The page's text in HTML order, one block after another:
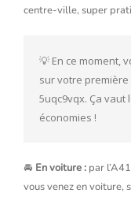
centre-ville, super
💡 En ce moment,
sur votre
5uqc9vqx. Ça
économies !
🚘 En voiture : par
vous venez en voiture,